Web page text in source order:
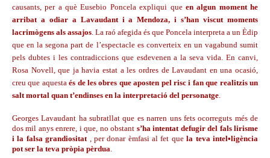
causants, per a què Eusebio Poncela expliqui que en algun moment he
arribat a odiar a Lavaudant i a Mendoza, i s’han viscut moments
lacrimògens als assajos. La raó afegida és que Poncela interpreta a un Èdip
que en la segona part de l’espectacle es converteix en un vagabund sumit
pels dubtes i les contradiccions que esdevenen a la seva vida. En canvi,
Rosa Novell, que ja havia estat a les ordres de Lavaudant en una ocasió,
creu que aquestaés de les obres que aposten pel risc i fan que realitzis un
salt mortal quan t’endinses en la interpretació del personatge.
Georges Lavaudant ha subratllat que es narren uns fets ocorreguts més de
dos mil anys enrere, i que, no obstant s’ha intentat defugir del fals lirisme
i la falsa grandiositat, per donar èmfasi al fet quela teva intel•ligència
pot ser la teva pròpia pèrdua.